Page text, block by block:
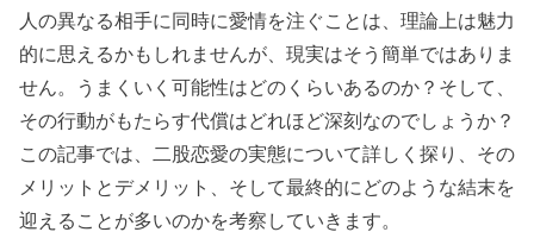
人の異なる相手に同時に愛情を注ぐことは、理論上は魅力
的に思えるかもしれませんが、現実はそう簡単ではありま
せん。うまくいく可能性はどのくらいあるのか？そして、
その行動がもたらす代償はどれほど深刻なのでしょうか？
この記事では、二股恋愛の実態について詳しく探り、その
メリットとデメリット、そして最終的にどのような結末を
迎えることが多いのかを考察していきます。